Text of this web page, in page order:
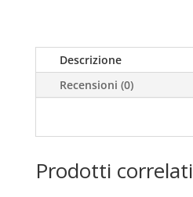
Descrizione
Recensioni (0)
Prodotti correlati